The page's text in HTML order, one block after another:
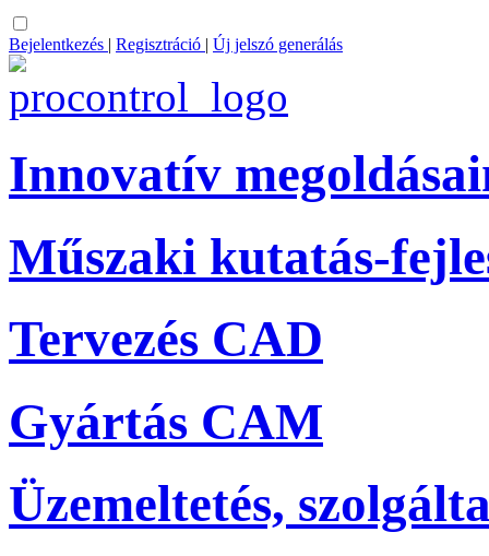
Bejelentkezés | Regisztráció | Új jelszó generálás
Innovatív
Műszaki kutatás-
Tervezés CAD
Gyártás CAM
Üzemeltetés,